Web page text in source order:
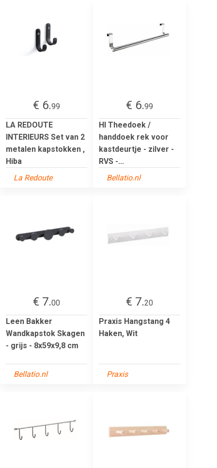
€ 6.99
LA REDOUTE
INTERIEURS Set van 2
metalen kapstokken ,
Hiba
La Redoute
€ 6.99
HI Theedoek /
handdoek rek voor
kastdeurtje - zilver -
RVS -...
Bellatio.nl
€ 7.00
Leen Bakker
Wandkapstok Skagen
- grijs - 8x59x9,8 cm
Bellatio.nl
€ 7.20
Praxis Hangstang 4
Haken, Wit
Praxis